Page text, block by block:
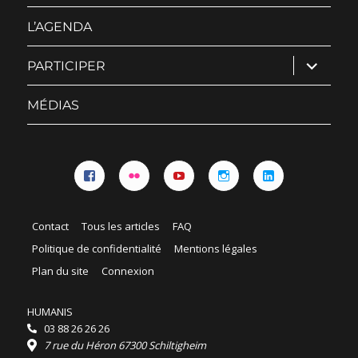
sous-
L’AGENDA
PARTICIPER ouvrir
le
sous-
MÉDIAS
Contact Tous les articles
FAQ
Politique de confidentialité
Mentions légales
Plan du site
Connexion
HUMANIS
03 88 26 26 26
7 rue du Héron 67300 Schiltigheim